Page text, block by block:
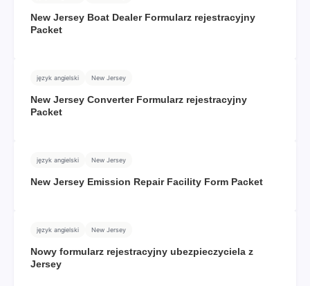
New Jersey Boat Dealer Formularz rejestracyjny
Packet
język angielski New Jersey
New Jersey Converter Formularz rejestracyjny
Packet
język angielski New Jersey
New Jersey Emission Repair Facility Form Packet
język angielski New Jersey
Nowy formularz rejestracyjny ubezpieczyciela z
Jersey